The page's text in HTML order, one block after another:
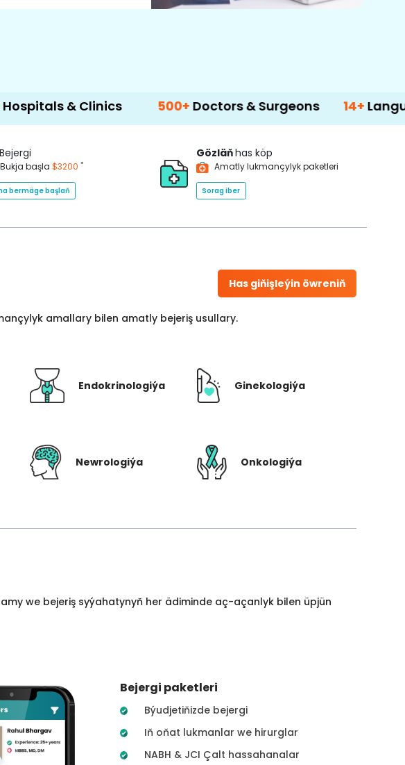
& Clinics 500+ Doctors & Surgeons 14+Language
Bejergi
Bukja başla $3200 *
bermäge başlaň
Gözläňhas köp
Amatly lukmançylyk paketleri
Sorag iber
Has giňişleýin öwreniň
amallary bilen amatly bejeriş usullary.
Endokrinologiýa Ginekologiýa
Newrologiýa Onkologiýa
we bejeriş syýahatynyň her ädiminde aç-açanlyk bilen üpjün
Bejergi paketleri
Býudjetiňizde bejergi
Iň oňat lukmanlar we hirurglar
NABH & JCI Çalt hassahanalar